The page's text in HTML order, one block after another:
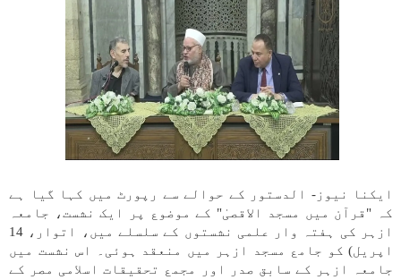
ایکنا نیوز- الدستور کے حوالے سے رپورٹ میں کہا گیا ہے
کہ "قرآن میں مسجد الاقصیٰ" کے موضوع پر ایک نشست، جامعہ
ازہر کی ہفتہ وار علمی نشستوں کے سلسلے میں، اتوار، 14
اپریل) کو جامع مسجد ازہر میں منعقد ہوئی۔ اس نشست میں
جامعہ ازہر کے سابق صدر اور مجمع تحقیقات اسلامی مصر کے